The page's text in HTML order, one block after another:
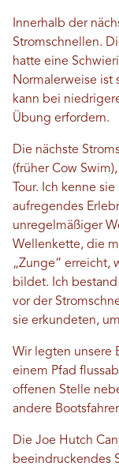
Innerhalb der
Stromschnellen.
hatte eine
Normalerweise ist
kann bei
Übung erfordern.
Die nächste
(früher Cow
Tour. Ich kenne
aufregendes
unregelmäßiger
Wellenkette, die
„Zunge“ erreicht,
bildet. Ich
vor der
sie erkundeten,
Wir legten unsere
einem Pfad
offenen Stelle
andere
Die Joe Hutch
beeindruckendes